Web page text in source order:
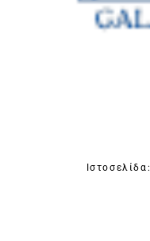
Ιστοσελίδα: